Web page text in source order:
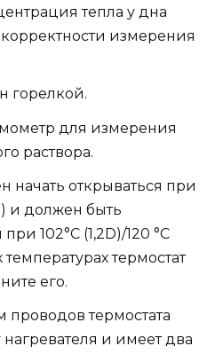
тепла у дна
измерения
горелкой.
для измерения
раствора.
начать открываться при
и должен быть
102°С (1,2D)/120 °C
термостат
его.
проводов термостата
нагревателя и имеет два